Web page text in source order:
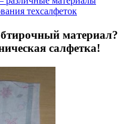
техсалфеток
материал?
салфетка!